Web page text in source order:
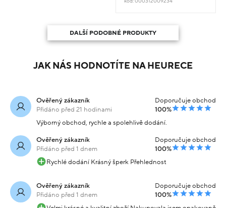
DALŠÍ PODOBNÉ PRODUKTY
JAK NÁS HODNOTÍTE NA HEURECE
Ověřený zákazník
Přidáno před 21 hodinami
Doporučuje obchod
100%
Výborný obchod, rychle a spolehlivě dodání.
Ověřený zákazník
Přidáno před 1 dnem
Doporučuje obchod
100%
Rychlé dodání Krásný šperk Přehlednost
Ověřený zákazník
Přidáno před 1 dnem
Doporučuje obchod
100%